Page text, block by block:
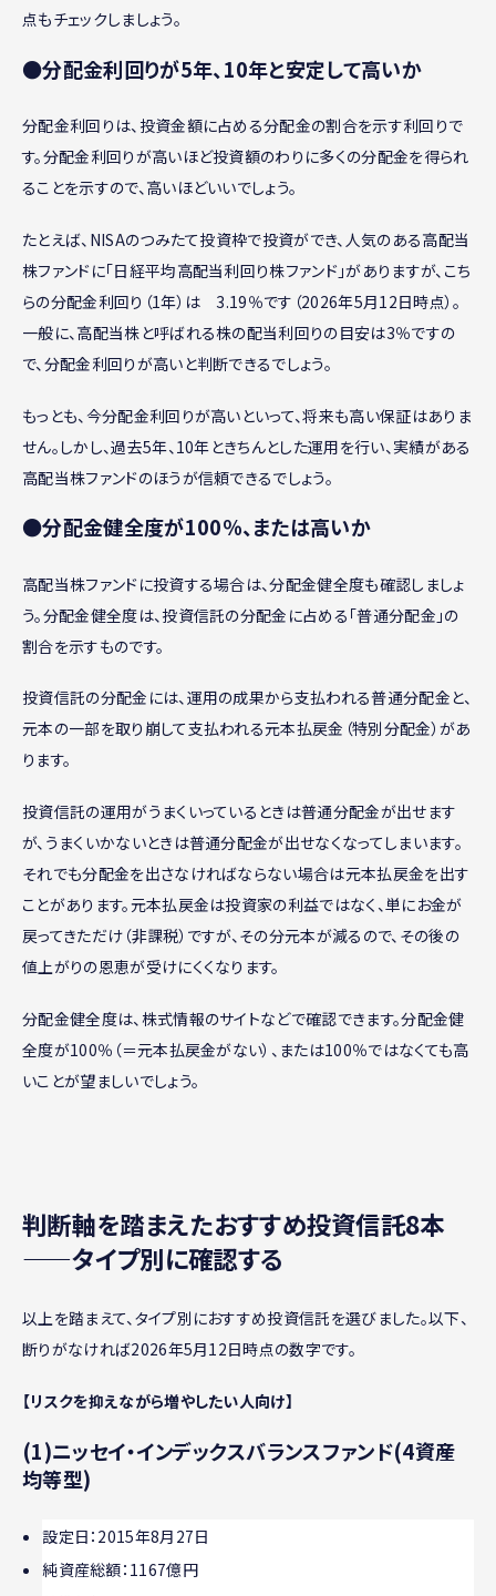
点もチェックしましょう。
●分配金利回りが5年、10年と安定して高いか
分配金利回りは、投資金額に占める分配金の割合を示す利回りで
す。分配金利回りが高いほど投資額のわりに多くの分配金を得られ
ることを示すので、高いほどいいでしょう。
たとえば、NISAのつみたて投資枠で投資ができ、人気のある高配当
株ファンドに「日経平均高配当利回り株ファンド」がありますが、こち
らの分配金利回り（1年）は 3.19％です（2026年5月12日時点）。
一般に、高配当株と呼ばれる株の配当利回りの目安は3％ですの
で、分配金利回りが高いと判断できるでしょう。
もっとも、今分配金利回りが高いといって、将来も高い保証はありま
せん。しかし、過去5年、10年ときちんとした運用を行い、実績がある
高配当株ファンドのほうが信頼できるでしょう。
●分配金健全度が100％、または高いか
高配当株ファンドに投資する場合は、分配金健全度も確認しましょ
う。分配金健全度は、投資信託の分配金に占める「普通分配金」の
割合を示すものです。
投資信託の分配金には、運用の成果から支払われる普通分配金と、
元本の一部を取り崩して支払われる元本払戻金（特別分配金）があ
ります。
投資信託の運用がうまくいっているときは普通分配金が出せます
が、うまくいかないときは普通分配金が出せなくなってしまいます。
それでも分配金を出さなければならない場合は元本払戻金を出す
ことがあります。元本払戻金は投資家の利益ではなく、単にお金が
戻ってきただけ（非課税）ですが、その分元本が減るので、その後の
値上がりの恩恵が受けにくくなります。
分配金健全度は、株式情報のサイトなどで確認できます。分配金健
全度が100％（＝元本払戻金がない）、または100％ではなくても高
いことが望ましいでしょう。
判断軸を踏まえたおすすめ投資信託8本
——タイプ別に確認する
以上を踏まえて、タイプ別におすすめ投資信託を選びました。以下、
断りがなければ2026年5月12日時点の数字です。
【リスクを抑えながら増やしたい人向け】
(1)ニッセイ・インデックスバランスファンド(4資産
均等型)
設定日：2015年8月27日
純資産総額：1167億円